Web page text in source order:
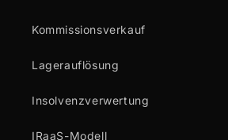
Kommissionsverkauf
Lagerauflösung
Insolvenzverwertung
IRaaS-Modell